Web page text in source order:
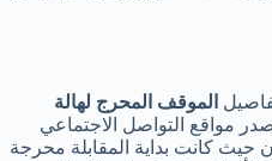
الموقف المحرج لهالة
مواقع التواصل الاجتماعي
كانت بداية المقابلة محرجة